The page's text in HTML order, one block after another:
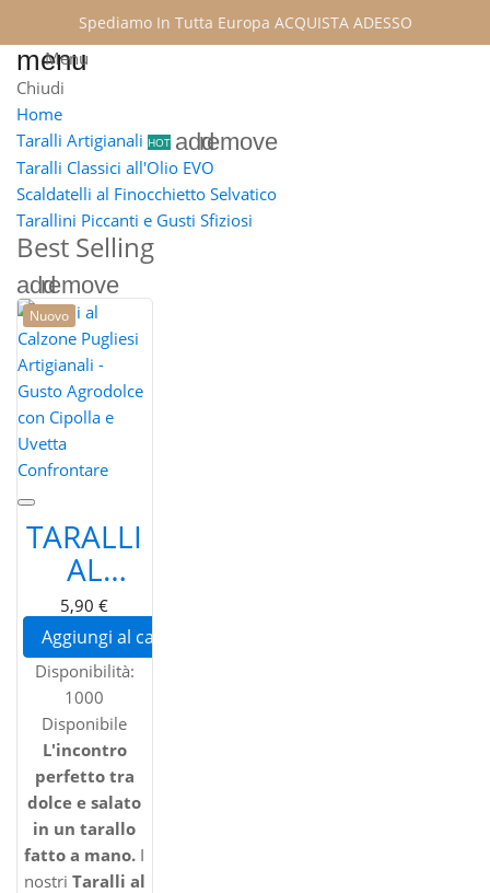
Spediamo In Tutta Europa ACQUISTA ADESSO
menu
Menu
Chiudi
Home
Taralli Artigianali HOT addremove
Taralli Classici all'Olio EVO
Scaldatelli al Finocchietto Selvatico
Tarallini Piccanti e Gusti Sfiziosi
Best Selling
addremove
Nuovo
Confrontare
TARALLI
AL
CALZONE
PUGLIESI
ARTIGIANALI
- GUSTO
AGRODOLCE
CON
CIPOLLA
E
UVETTA
5,90 €
Aggiungi al carrello
Disponibilità:
1000
Disponibile
L'incontro
perfetto tra
dolce e salato
in un tarallo
fatto a mano. I
nostri Taralli al